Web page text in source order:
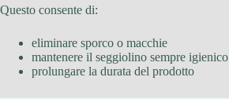
Questo consente di:
eliminare sporco o macchie
mantenere il seggiolino sempre igienico
prolungare la durata del prodotto